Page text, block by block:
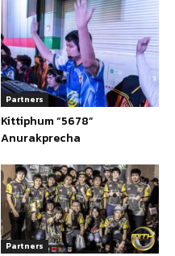
Partners
Kittiphum “5678”
Anurakprecha
Partners